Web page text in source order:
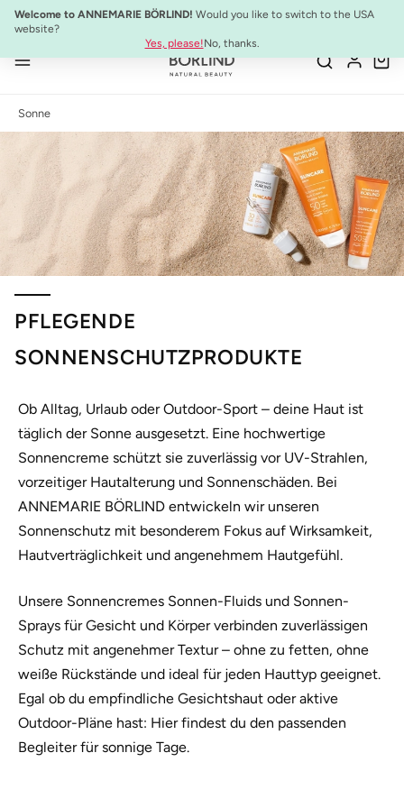
Zum Hauptinhalt springen
Welcome to ANNEMARIE BÖRLIND! Would you like to switch to the USA
website?
Yes, please!No, thanks.
10% Preisvorteil:Anti-Aging Sommer-Set
Sonne
PFLEGENDE
SONNENSCHUTZPRODUKTE
Ob Alltag, Urlaub oder Outdoor-Sport – deine Haut ist
täglich der Sonne ausgesetzt. Eine hochwertige
Sonnencreme schützt sie zuverlässig vor UV-Strahlen,
vorzeitiger Hautalterung und Sonnenschäden. Bei
ANNEMARIE BÖRLIND entwickeln wir unseren
Sonnenschutz mit besonderem Fokus auf Wirksamkeit,
Hautverträglichkeit und angenehmem Hautgefühl.
Unsere Sonnencremes Sonnen-Fluids und Sonnen-
Sprays für Gesicht und Körper verbinden zuverlässigen
Schutz mit angenehmer Textur – ohne zu fetten, ohne
weiße Rückstände und ideal für jeden Hauttyp geeignet.
Egal ob du empfindliche Gesichtshaut oder aktive
Outdoor-Pläne hast: Hier findest du den passenden
Begleiter für sonnige Tage.